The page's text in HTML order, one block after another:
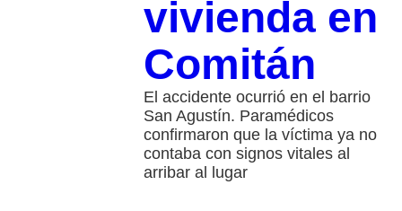
vivienda en
Comitán
El accidente ocurrió en el barrio
San Agustín. Paramédicos
confirmaron que la víctima ya no
contaba con signos vitales al
arribar al lugar